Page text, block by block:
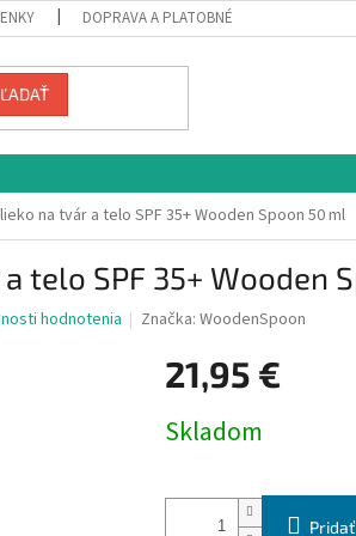
DOPRAVA A PLATOBNÉ PODMIENKY
na tvár a telo SPF 35+ Wooden Spoon 50 ml
telo SPF 35+ Wooden
hodnotenia Značka:WoodenSpoon
21,95 €
cena:
Skladom